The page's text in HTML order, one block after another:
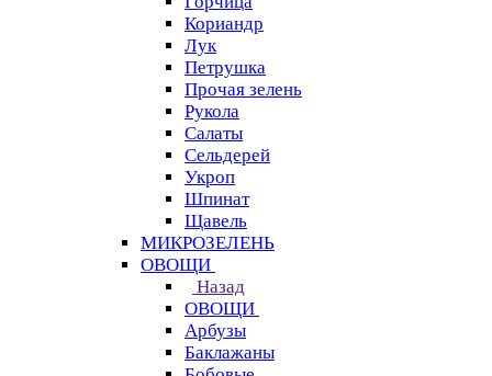
Кориандр
Лук
Петрушка
Прочая зелень
Рукола
Салаты
Сельдерей
Укроп
Шпинат
Щавель
МИКРОЗЕЛЕНЬ
ОВОЩИ
Назад
ОВОЩИ
Арбузы
Баклажаны